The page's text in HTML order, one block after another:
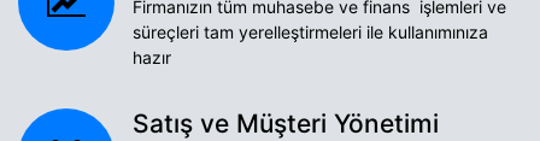
Firmanızın tüm muhasebe ve finans işlemleri ve
süreçleri tam yerelleştirmeleri ile kullanımınıza
hazır
Satış ve Müşteri Yönetimi